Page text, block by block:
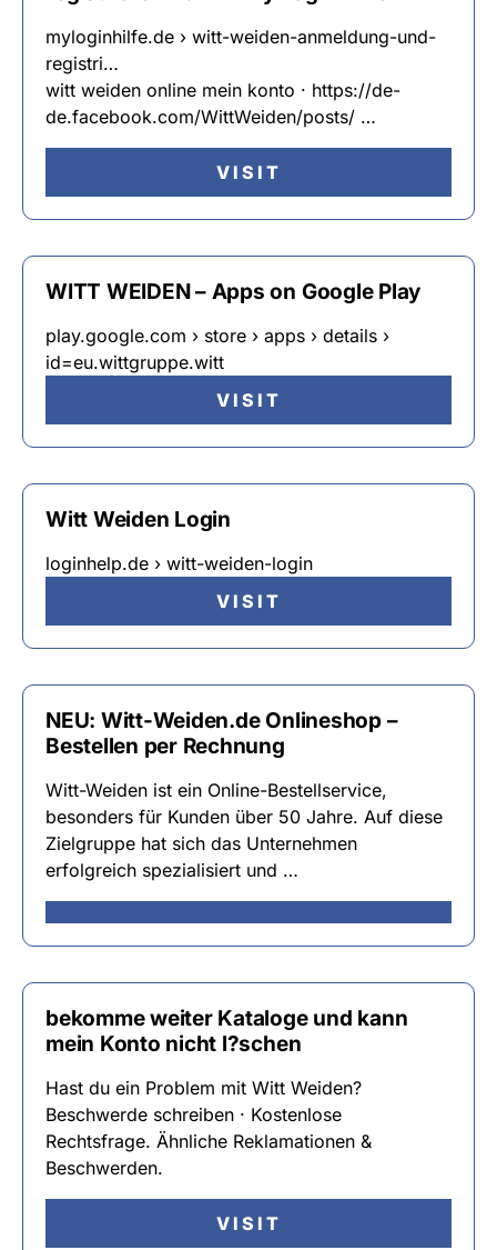
myloginhilfe.de › witt-weiden-anmeldung-und-
registri…
witt weiden online mein konto · https://de-
de.facebook.com/WittWeiden/posts/ …
VISIT
WITT WEIDEN – Apps on Google Play
play.google.com › store › apps › details ›
id=eu.wittgruppe.witt
VISIT
Witt Weiden Login
loginhelp.de › witt-weiden-login
VISIT
NEU: Witt-Weiden.de Onlineshop –
Bestellen per Rechnung
Witt-Weiden ist ein Online-Bestellservice,
besonders für Kunden über 50 Jahre. Auf diese
Zielgruppe hat sich das Unternehmen
erfolgreich spezialisiert und …
bekomme weiter Kataloge und kann
mein Konto nicht l?schen
Hast du ein Problem mit Witt Weiden?
Beschwerde schreiben · Kostenlose
Rechtsfrage. Ähnliche Reklamationen &
Beschwerden.
VISIT